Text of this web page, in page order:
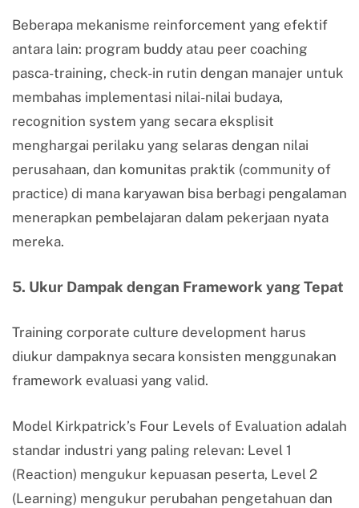
Beberapa mekanisme reinforcement yang efektif
antara lain: program buddy atau peer coaching
pasca-training, check-in rutin dengan manajer untuk
membahas implementasi nilai-nilai budaya,
recognition system yang secara eksplisit
menghargai perilaku yang selaras dengan nilai
perusahaan, dan komunitas praktik (community of
practice) di mana karyawan bisa berbagi pengalaman
menerapkan pembelajaran dalam pekerjaan nyata
mereka.
5. Ukur Dampak dengan Framework yang Tepat
Training corporate culture development harus
diukur dampaknya secara konsisten menggunakan
framework evaluasi yang valid.
Model Kirkpatrick’s Four Levels of Evaluation adalah
standar industri yang paling relevan: Level 1
(Reaction) mengukur kepuasan peserta, Level 2
(Learning) mengukur perubahan pengetahuan dan